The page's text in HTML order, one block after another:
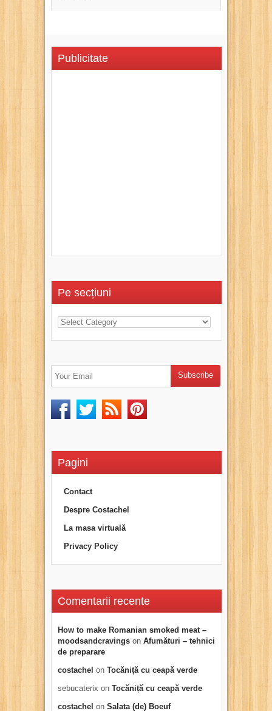
Publicitate
Pe secțiuni
Pagini
Contact
Despre Costachel
La masa virtuală
Privacy Policy
Comentarii recente
How to make Romanian smoked meat –
moodsandcravings on Afumături – tehnici
de preparare
costachel on Tocăniță cu ceapă verde
sebucaterix on Tocăniță cu ceapă verde
costachel on Salata (de) Boeuf